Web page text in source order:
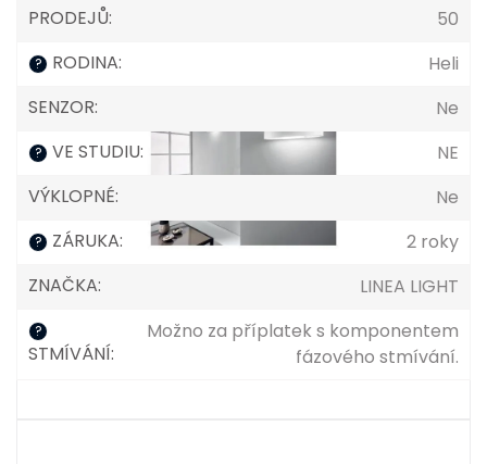
PRODEJŮ: 50
? RODINA:
Heli
SENZOR: Ne
? VE STUDIU:
NE
VÝKLOPNÉ: Ne
? ZÁRUKA:
2 roky
ZNAČKA: LINEA LIGHT
?
STMÍVÁNÍ:
Možno za příplatek s komponentem
fázového stmívání.